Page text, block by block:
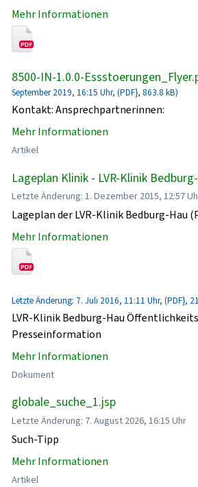
Mehr Informationen
8500-IN-1.0.0-
September 2019, 16:15 Uhr, (PDF}, 863.8 kB)
Kontakt: Ansprechpartnerinnen:
Mehr Informationen
Artikel
Lageplan Klinik - LVR-Klinik
Letzte Änderung: 1. Dezember 2015, 12:57
Lageplan der LVR-Klinik Bedburg-Hau
Mehr Informationen
Letzte Änderung: 7. Juli 2016, 11:11 Uhr, (PDF},
LVR-Klinik Bedburg-Hau
Presseinformation
Mehr Informationen
Dokument
globale_suche_1.jsp
Letzte Änderung: 7. August 2026, 16:15 Uhr
Such-Tipp
Mehr Informationen
Artikel